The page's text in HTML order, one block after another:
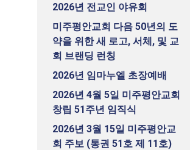
2026년 전교인 야유회
미주평안교회 다음 50년의 도
약을 위한 새 로고, 서체, 및 교
회 브랜딩 런칭
2026년 임마누엘 초장예배
2026년 4월 5일 미주평안교회
창립 51주년 임직식
2026년 3월 15일 미주평안교
회 주보 (통권 51호 제 11호)